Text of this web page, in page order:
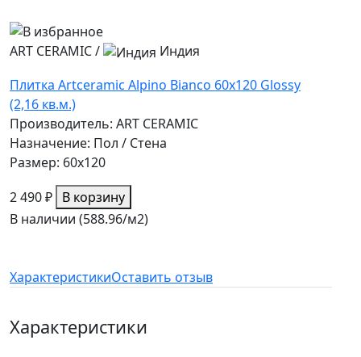
ART CERAMIC/
Индия
Плитка Artceramic Alpino Bianco 60x120 Glossy
(2,16 кв.м.)
Производитель: ART CERAMIC
Назначение: Пол / Стена
Размер: 60x120
2 490 ₽ В корзину
В наличии (588.96/м2)
ХарактеристикиОставить отзыв
Характеристики